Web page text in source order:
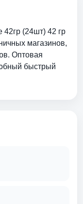
42гр (24шт) 42 гр
магазинов,
Оптовая
быстрый